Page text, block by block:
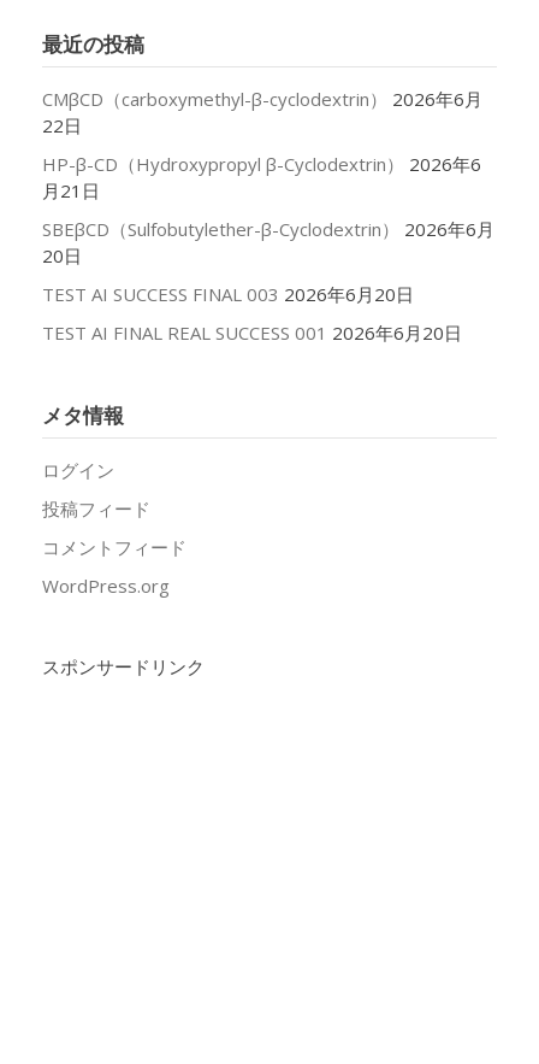
ブ
最近の投稿
CMβCD（carboxymethyl-β-cyclodextrin）
2026年6月
22日
HP-β-CD（Hydroxypropyl β-Cyclodextrin）
2026年6
月21日
SBEβCD（Sulfobutylether-β-Cyclodextrin）
2026年6月
20日
TEST AI SUCCESS FINAL 003 2026年6月20日
TEST AI FINAL REAL SUCCESS 001 2026年6月20日
メタ情報
ログイン
投稿フィード
コメントフィード
WordPress.org
スポンサードリンク